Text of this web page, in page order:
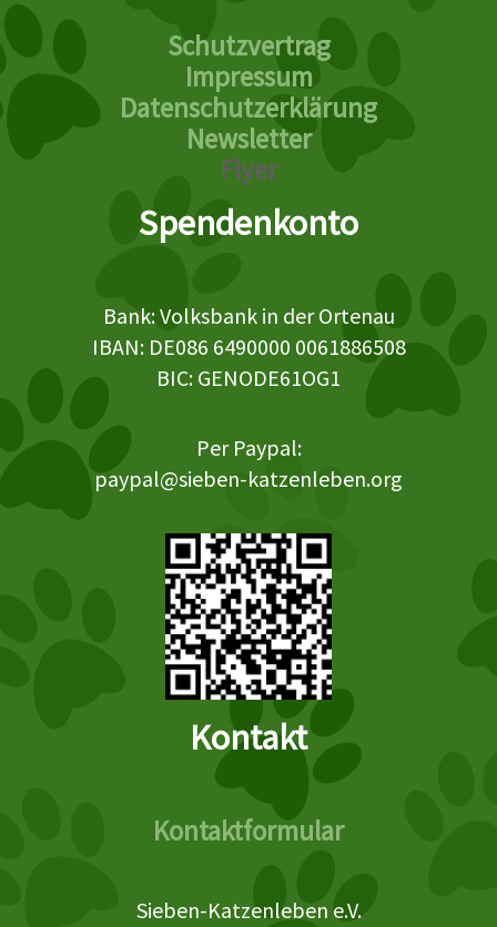
Schutzvertrag
Impressum
Datenschutzerklärung
Newsletter
Flyer
Spendenkonto
Bank: Volksbank in der Ortenau
IBAN: DE086 6490000 0061886508
BIC: GENODE61OG1
Per Paypal:
paypal@sieben-katzenleben.org
Kontakt
Kontaktformular
Sieben-Katzenleben e.V.